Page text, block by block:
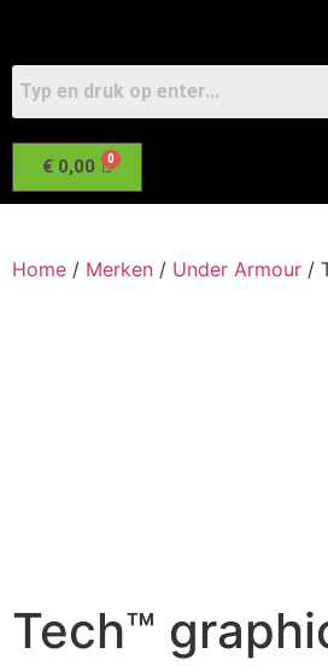
€ 0,00
Home / Merken / Under Armour /
Tech™